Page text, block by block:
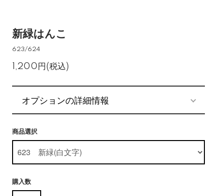
新緑はんこ
623/624
1,200円(税込)
オプションの詳細情報
商品選択
購入数